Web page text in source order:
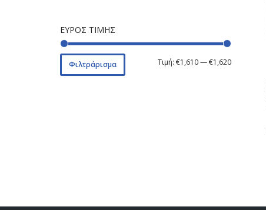
ΕΎΡΟΣ ΤΙΜΉΣ
Φιλτράρισμα Τιμή: €1,610—€1,620